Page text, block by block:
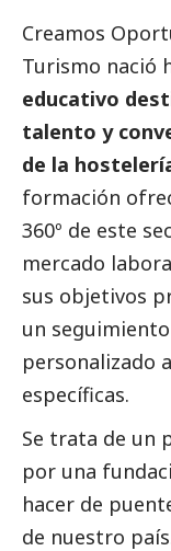
Creamos
Turismo nació
educativo
talento y
de la
formación
360º de este
mercado
sus objetivos
un
personalizado
específicas.
Se trata de un
por una
hacer de
de nuestro